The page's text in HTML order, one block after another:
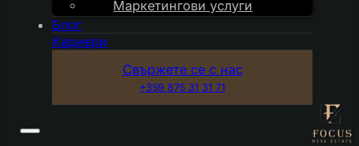
Маркетингови услуги
Блог
Кариери
Свържете се с нас
+359 875 31 31 71